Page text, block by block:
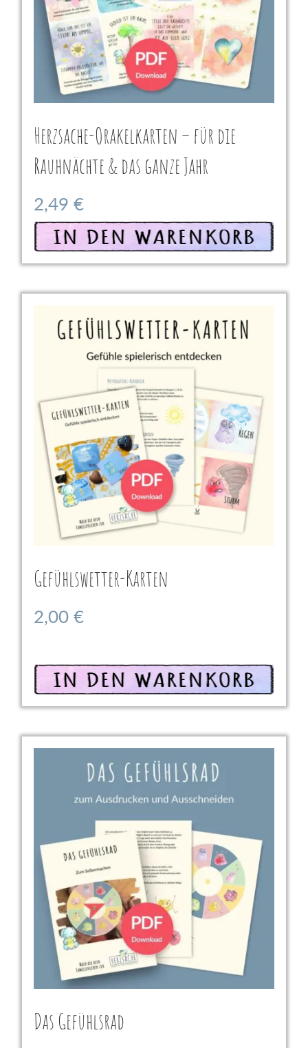
Herzsache-Orakelkarten – für die
Rauhnächte & das ganze Jahr
2,49 €
In den Warenkorb
Gefühlswetter-Karten
2,00 €
In den Warenkorb
Das Gefühlsrad